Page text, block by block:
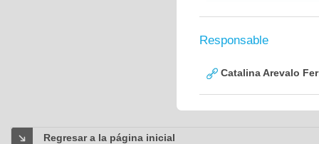
Responsable
Catalina Arevalo
Regresar a la página inicial